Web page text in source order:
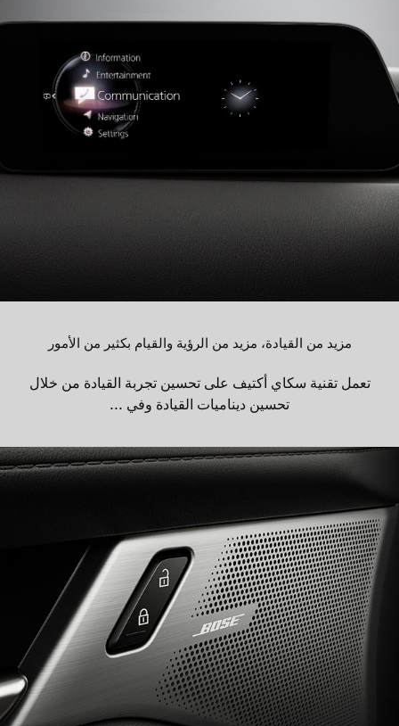
مزيد من القيادة، مزيد من الرؤية والقيام بكثير من الأمور
تعمل تقنية سكاي أكتيف على تحسين تجربة القيادة من خلال
تحسين ديناميات القيادة وفي ...